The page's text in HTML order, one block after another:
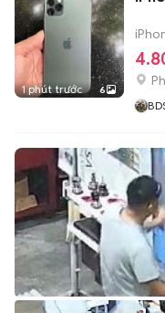
1 phút trước 6